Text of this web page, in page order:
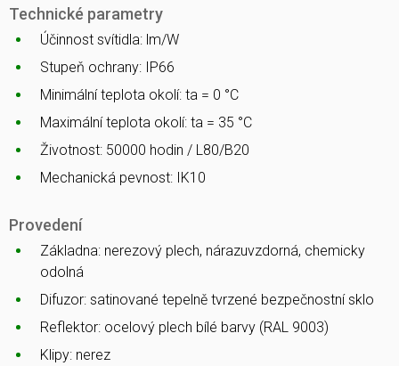
Technické parametry
Účinnost svítidla: lm/W
Stupeň ochrany: IP66
Minimální teplota okolí: ta = 0 °C
Maximální teplota okolí: ta = 35 °C
Životnost: 50000 hodin / L80/B20
Mechanická pevnost: IK10
Provedení
Základna: nerezový plech, nárazuvzdorná, chemicky
odolná
Difuzor: satinované tepelně tvrzené bezpečnostní sklo
Reflektor: ocelový plech bílé barvy (RAL 9003)
Klipy: nerez